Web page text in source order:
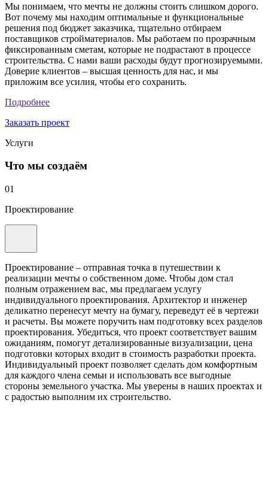
Мы понимаем, что мечты не должны стоить слишком дорого.
Вот почему мы находим оптимальные и функциональные
решения под бюджет заказчика, тщательно отбираем
поставщиков стройматериалов. Мы работаем по прозрачным
фиксированным сметам, которые не подрастают в процессе
строительства. С нами ваши расходы будут прогнозируемыми.
Доверие клиентов – высшая ценность для нас, и мы
приложим все усилия, чтобы его сохранить.
Подробнее
Заказать проект
Услуги
Что мы создаём
01
Проектирование
Проектирование – отправная точка в путешествии к
реализации мечты о собственном доме. Чтобы дом стал
полным отражением вас, мы предлагаем услугу
индивидуального проектирования. Архитектор и инженер
деликатно перенесут мечту на бумагу, переведут её в чертежи
и расчеты. Вы можете поручить нам подготовку всех разделов
проектирования. Убедиться, что проект соответствует вашим
ожиданиям, помогут детализированные визуализации, цена
подготовки которых входит в стоимость разработки проекта.
Индивидуальный проект позволяет сделать дом комфортным
для каждого члена семьи и использовать все выгодные
стороны земельного участка. Мы уверены в наших проектах и
с радостью выполним их строительство.